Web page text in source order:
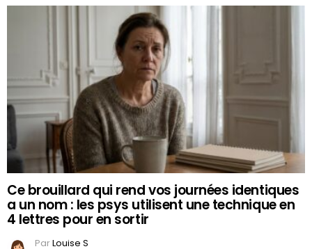
Ce brouillard qui rend vos journées identiques
a un nom : les psys utilisent une technique en
4 lettres pour en sortir
ParLouise S